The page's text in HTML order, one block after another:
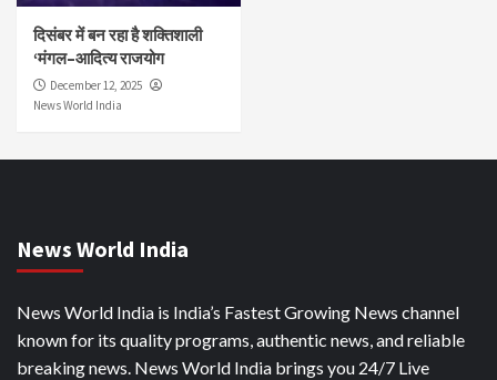
दिसंबर में बन रहा है शक्तिशाली
‘मंगल–आदित्य राजयोग
December 12, 2025
News World India
News World India
News World India is India’s Fastest Growing News channel
known for its quality programs, authentic news, and reliable
breaking news. News World India brings you 24/7 Live